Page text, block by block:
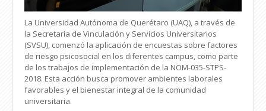
La Universidad Autónoma de Querétaro (UAQ), a través de
la Secretaría de Vinculación y Servicios Universitarios
(SVSU), comenzó la aplicación de encuestas sobre factores
de riesgo psicosocial en los diferentes campus, como parte
de los trabajos de implementación de la NOM-035-STPS-
2018. Esta acción busca promover ambientes laborales
favorables y el bienestar integral de la comunidad
universitaria.